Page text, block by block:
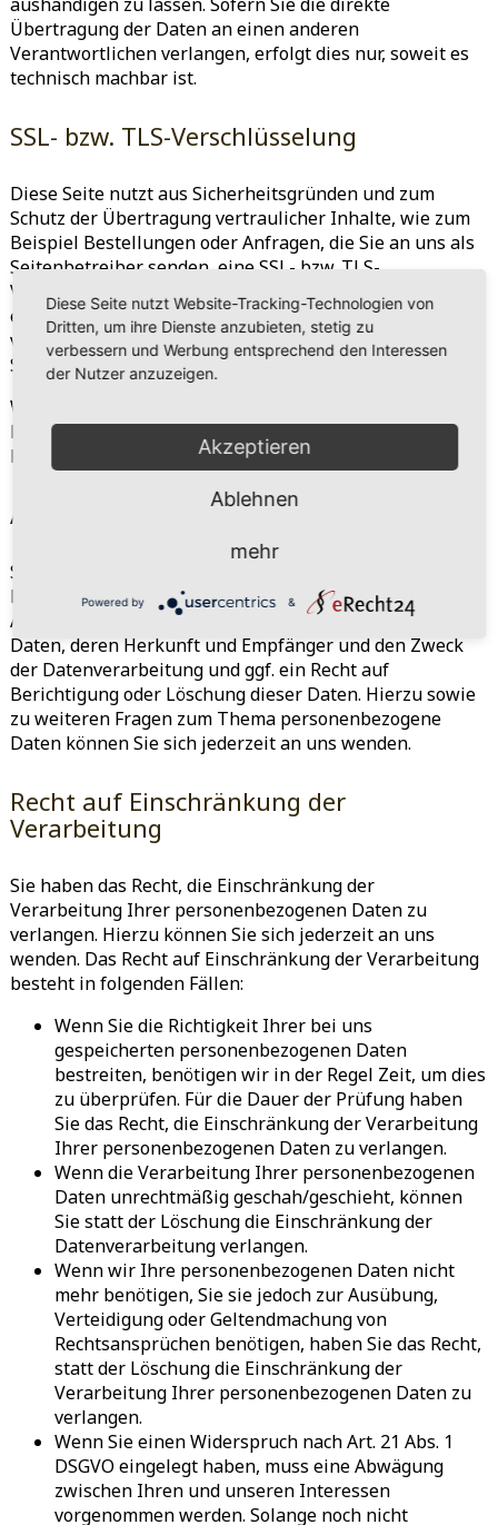
Übertragung der Daten an einen anderen
Verantwortlichen verlangen, erfolgt dies nur, soweit es
technisch machbar ist.
SSL- bzw. TLS-Verschlüsselung
Diese Seite nutzt aus Sicherheitsgründen und zum
Schutz der Übertragung vertraulicher Inhalte, wie zum
Beispiel Bestellungen oder Anfragen, die Sie an uns als
Seitenbetreiber senden, eine SSL- bzw. TLS-
Verschlüsselung. Eine verschlüsselte Verbindung
erkennen Sie daran, dass die Adresszeile des Browsers
von „http://“ auf „https://“ wechselt und an dem Schloss-
Symbol in Ihrer Browserzeile.
Wenn die SSL- bzw. TLS-Verschlüsselung aktiviert ist,
können die Daten, die Sie an uns übermitteln, nicht von
Dritten mitgelesen werden.
Auskunft, Löschung und Berichtigung
Sie haben im Rahmen der geltenden gesetzlichen
Bestimmungen jederzeit das Recht auf unentgeltliche
Auskunft über Ihre gespeicherten personenbezogenen
Daten, deren Herkunft und Empfänger und den Zweck
der Datenverarbeitung und ggf. ein Recht auf
Berichtigung oder Löschung dieser Daten. Hierzu sowie
zu weiteren Fragen zum Thema personenbezogene
Daten können Sie sich jederzeit an uns wenden.
Recht auf Einschränkung der
Verarbeitung
Sie haben das Recht, die Einschränkung der
Verarbeitung Ihrer personenbezogenen Daten zu
verlangen. Hierzu können Sie sich jederzeit an uns
wenden. Das Recht auf Einschränkung der Verarbeitung
besteht in folgenden Fällen:
Wenn Sie die Richtigkeit Ihrer bei uns
gespeicherten personenbezogenen Daten
bestreiten, benötigen wir in der Regel Zeit, um dies
zu überprüfen. Für die Dauer der Prüfung haben
Sie das Recht, die Einschränkung der Verarbeitung
Ihrer personenbezogenen Daten zu verlangen.
Wenn die Verarbeitung Ihrer personenbezogenen
Daten unrechtmäßig geschah/geschieht, können
Sie statt der Löschung die Einschränkung der
Datenverarbeitung verlangen.
Wenn wir Ihre personenbezogenen Daten nicht
mehr benötigen, Sie sie jedoch zur Ausübung,
Verteidigung oder Geltendmachung von
Rechtsansprüchen benötigen, haben Sie das Recht,
statt der Löschung die Einschränkung der
Verarbeitung Ihrer personenbezogenen Daten zu
verlangen.
Wenn Sie einen Widerspruch nach Art. 21 Abs. 1
DSGVO eingelegt haben, muss eine Abwägung
zwischen Ihren und unseren Interessen
vorgenommen werden. Solange noch nicht
Diese Seite nutzt Website-Tracking-Technologien von
Dritten, um ihre Dienste anzubieten, stetig zu
verbessern und Werbung entsprechend den Interessen
der Nutzer anzuzeigen.
Akzeptieren
Ablehnen
mehr
Powered by &